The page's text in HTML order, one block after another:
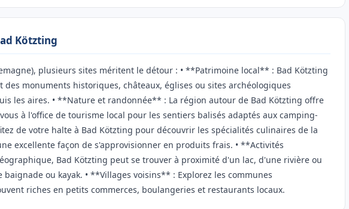
Kötzting
plusieurs sites méritent le détour : • **Patrimoine local** : Bad Kötzting
des monuments historiques, châteaux, églises ou sites archéologiques
les aires. • **Nature et randonnée** : La région autour de Bad Kötzting offre
à l'office de tourisme local pour les sentiers balisés adaptés aux camping-
de votre halte à Bad Kötzting pour découvrir les spécialités culinaires de la
excellente façon de s'approvisionner en produits frais. • **Activités
Bad Kötzting peut se trouver à proximité d'un lac, d'une rivière ou
ou kayak. • **Villages voisins** : Explorez les communes
riches en petits commerces, boulangeries et restaurants locaux.